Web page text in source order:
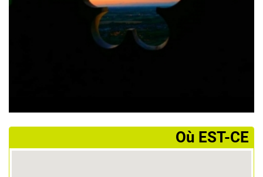
­Où EST-CE